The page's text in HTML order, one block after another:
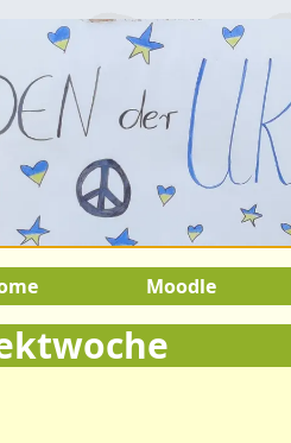
2026: SOMMERFERIEN !
Moodle